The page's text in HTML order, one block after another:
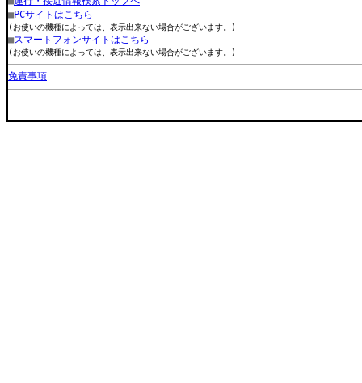
■PCサイトはこちら
(お使いの機種によっては、表示出来ない場合がございます。)
■スマートフォンサイトはこちら
(お使いの機種によっては、表示出来ない場合がございます。)
免責事項